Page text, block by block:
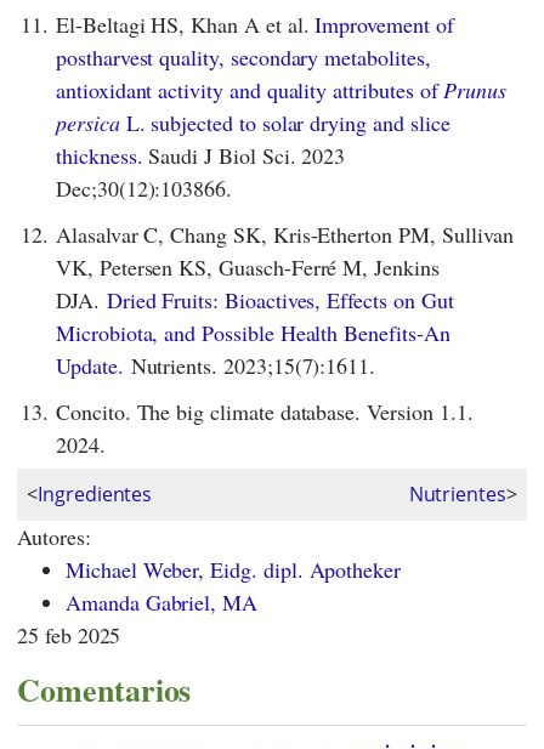
11. El-Beltagi HS, Khan A et al.Improvement of
postharvest quality, secondary metabolites,
antioxidant activity and quality attributes ofPrunus
persicaL. subjected to solar drying and slice
thickness. Saudi J Biol Sci. 2023
Dec;30(12):103866.
12. Alasalvar C, Chang SK, Kris-Etherton PM, Sullivan
VK, Petersen KS, Guasch-Ferré M, Jenkins
DJA. Dried Fruits: Bioactives, Effects on Gut
Microbiota, and Possible Health Benefits-An
Update. Nutrients. 2023;15(7):1611.
13. Concito. The big climate database. Version 1.1.
2024.
<Ingredientes Nutrientes>
Autores:
Michael Weber, Eidg. dipl. Apotheker
Amanda Gabriel, MA
25 feb 2025
Comentarios